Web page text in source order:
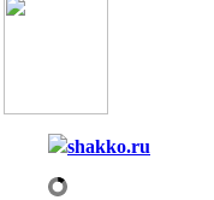
shakko.ru